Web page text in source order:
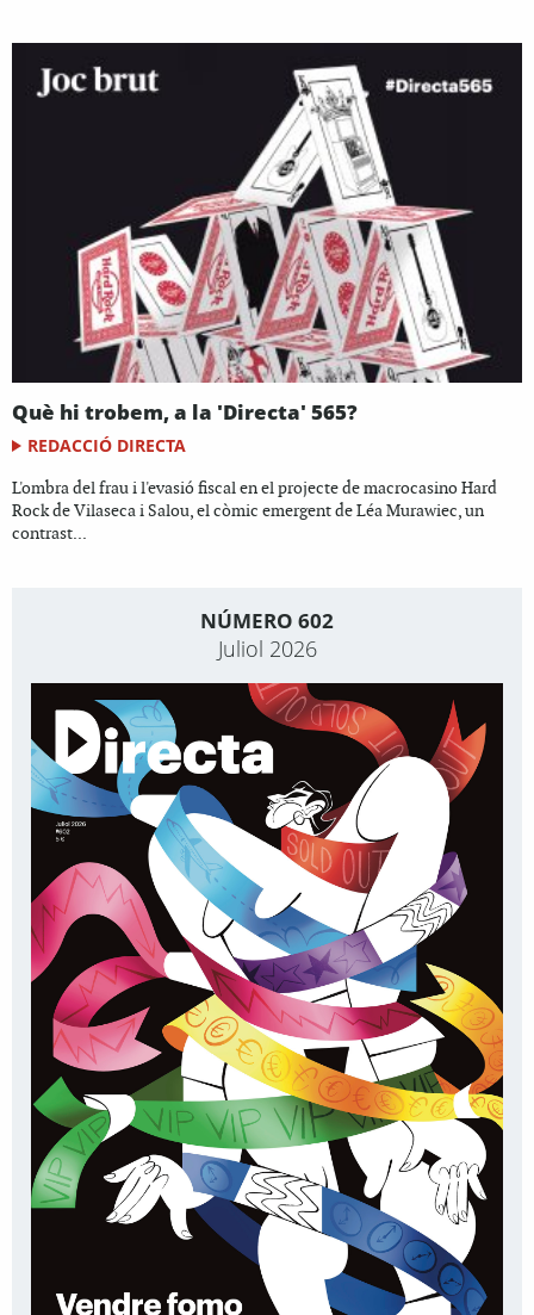
Què hi trobem, a la 'Directa' 565?
REDACCIÓ DIRECTA
L'ombra del frau i l'evasió fiscal en el projecte de macrocasino Hard
Rock de Vilaseca i Salou, el còmic emergent de Léa Murawiec, un
contrast...
NÚMERO 602
Juliol 2026